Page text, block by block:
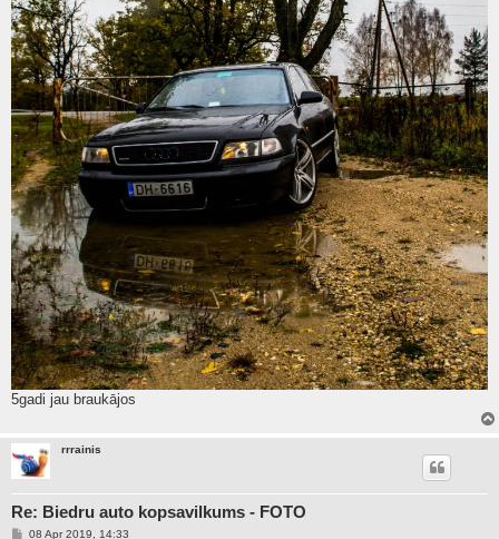
5gadi jau braukājos
rrrainis
Re: Biedru auto kopsavilkums - FOTO
P08 Apr 2019, 14:33